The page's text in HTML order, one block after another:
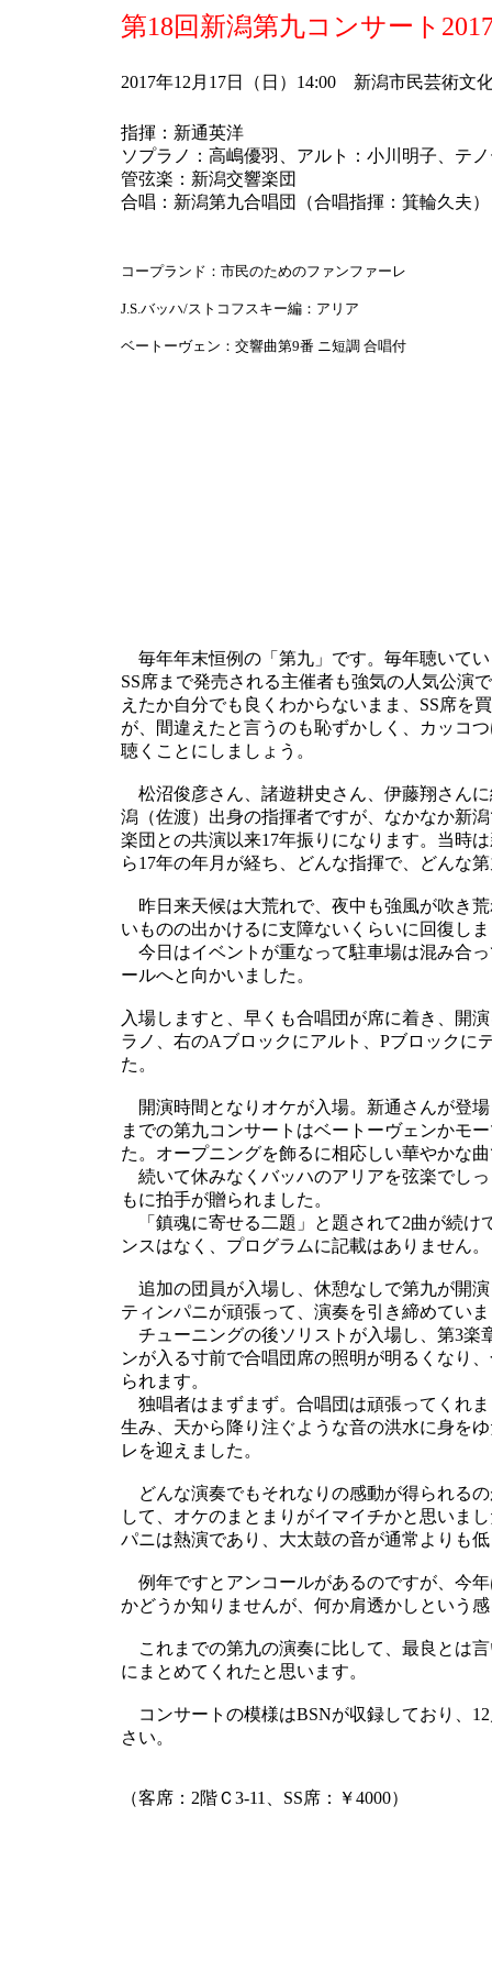
第18回新潟第九コンサート
2017年12月17日（日）14:00 新潟市民芸術文
指揮：新通英洋
ソプラノ：高嶋優羽、アルト：小川明子、テ
管弦楽：新潟交響楽団
合唱：新潟第九合唱団（合唱指揮：箕輪久夫）
コープランド：市民のためのファンファーレ
J.S.バッハ/ストコフスキー編：アリア
ベートーヴェン：交響曲第9番 ニ短調 合唱付
毎年年末恒例の「第九」です。毎年聴いて
SS席まで発売される主催者も強気の人気公演
えたか自分でも良くわからないまま、SS席を
が、間違えたと言うのも恥ずかしく、カッコ
聴くことにしましょう。
松沼俊彦さん、諸遊耕史さん、伊藤翔さん
潟（佐渡）出身の指揮者ですが、なかなか新
楽団との共演以来17年振りになります。当時
ら17年の年月が経ち、どんな指揮で、どんな
昨日来天候は大荒れで、夜中も強風が吹き
いものの出かけるに支障ないくらいに回復し
今日はイベントが重なって駐車場は混み合
ールへと向かいました。
入場しますと、早くも合唱団が席に着き、開
ラノ、右のAブロックにアルト、Pブロックに
た。
開演時間となりオケが入場。新通さんが登
までの第九コンサートはベートーヴェンかモ
た。オープニングを飾るに相応しい華やかな
続いて休みなくバッハのアリアを弦楽でし
もに拍手が贈られました。
「鎮魂に寄せる二題」と題されて2曲が続け
ンスはなく、プログラムに記載はありません
追加の団員が入場し、休憩なしで第九が開
ティンパニが頑張って、演奏を引き締めてい
チューニングの後ソリストが入場し、第3楽
ンが入る寸前で合唱団席の照明が明るくなり
られます。
独唱者はまずまず。合唱団は頑張ってくれ
生み、天から降り注ぐような音の洪水に身を
レを迎えました。
どんな演奏でもそれなりの感動が得られる
して、オケのまとまりがイマイチかと思いま
パニは熱演であり、大太鼓の音が通常よりも
例年ですとアンコールがあるのですが、今
かどうか知りませんが、何か肩透かしという
これまでの第九の演奏に比して、最良とは
にまとめてくれたと思います。
コンサートの模様はBSNが収録しており、
さい。
（客席：2階Ｃ3-11、SS席：￥4000）